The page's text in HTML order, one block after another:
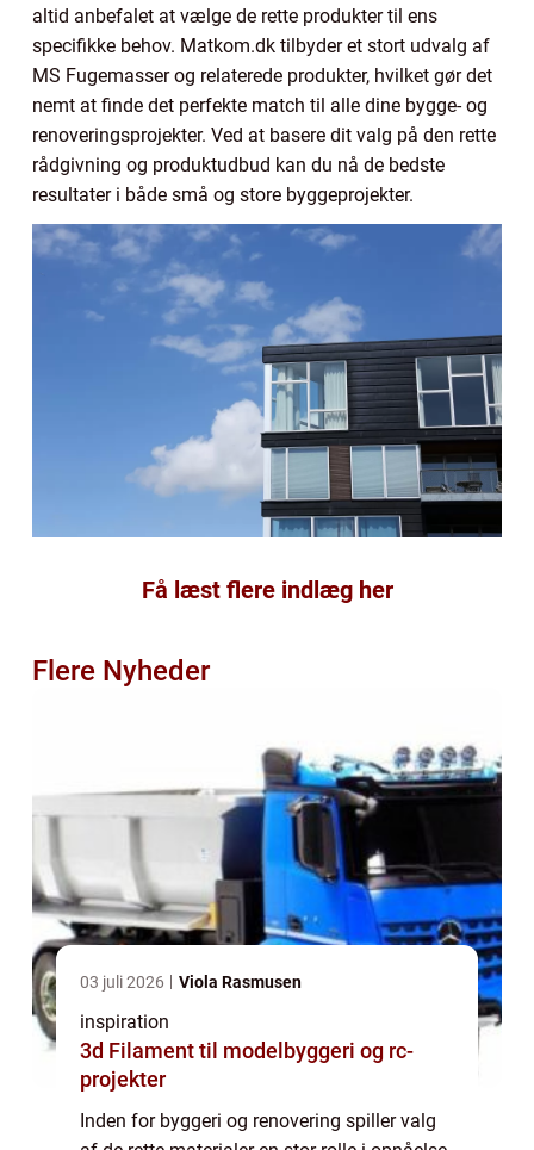
altid anbefalet at vælge de rette produkter til ens
specifikke behov. Matkom.dk tilbyder et stort udvalg af
MS Fugemasser og relaterede produkter, hvilket gør det
nemt at finde det perfekte match til alle dine bygge- og
renoveringsprojekter. Ved at basere dit valg på den rette
rådgivning og produktudbud kan du nå de bedste
resultater i både små og store byggeprojekter.
Få læst flere indlæg her
Flere Nyheder
03 juli 2026 Viola Rasmusen
inspiration
3d Filament til modelbyggeri og rc-
projekter
Inden for byggeri og renovering spiller valg